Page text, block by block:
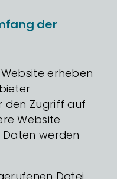
der
erheben
den Zugriff auf
Website
werden